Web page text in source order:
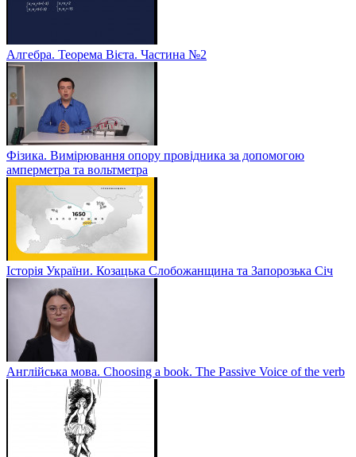
Алгебра. Теорема Вієта. Частина №2
Фізика. Вимірювання опору провідника за допомогою
амперметра та вольтметра
Історія України. Козацька Слобожанщина та Запорозька Січ
Англійська мова. Choosing a book. The Passive Voice of the verb